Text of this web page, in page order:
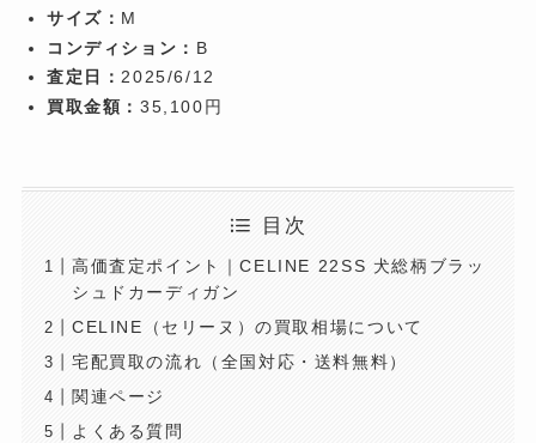
サイズ： M
コンディション： B
査定日： 2025/6/12
買取金額： 35,100円
目次
高価査定ポイント｜CELINE 22SS 犬総柄ブラッ
シュドカーディガン
CELINE（セリーヌ）の買取相場について
宅配買取の流れ（全国対応・送料無料）
関連ページ
よくある質問